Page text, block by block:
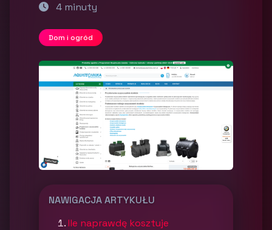
4 minuty
Dom i ogród
NAWIGACJA ARTYKUŁU
Ile naprawdę kosztuje